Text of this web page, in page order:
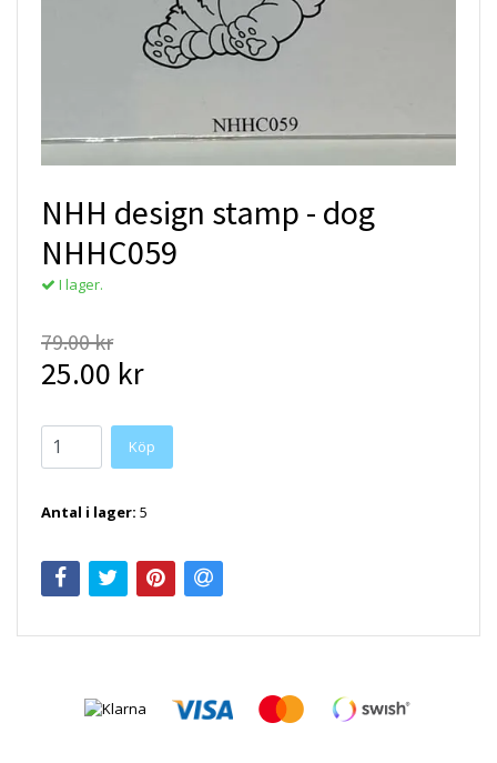
NHH design stamp - dog
NHHC059
I lager.
79.00 kr
25.00 kr
Antal i lager: 5